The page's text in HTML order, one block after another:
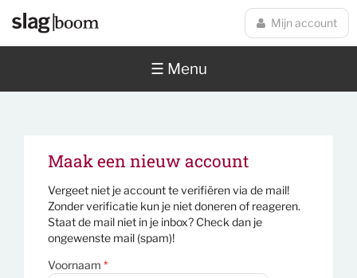
Mijn account
☰ Menu
Maak een nieuw account
Vergeet niet je account te verifiëren via de mail!
Zonder verificatie kun je niet doneren of reageren.
Staat de mail niet in je inbox? Check dan je
ongewenste mail (spam)!
Voornaam *